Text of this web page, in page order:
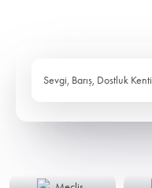
Sevgi, Barış, Dostluk Kenti